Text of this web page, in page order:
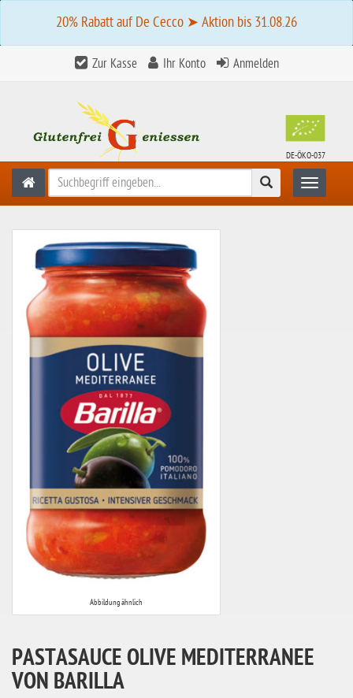
20% Rabatt auf De Cecco ➤ Aktion bis 31.08.26
Zur Kasse Ihr Konto Anmelden
DE-ÖKO-037
Suchen Toggle
Abbildung ähnlich
PASTASAUCE OLIVE MEDITERRANEE
VON BARILLA